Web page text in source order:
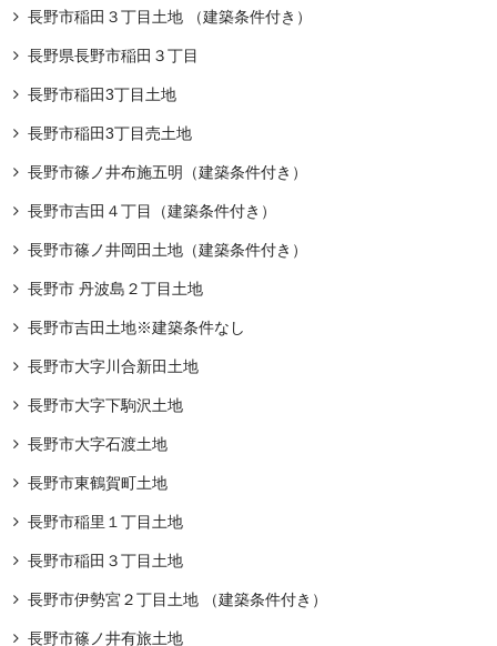
長野市稲田３丁目土地 （建築条件付き）
長野県長野市稲田３丁目
長野市稲田3丁目土地
長野市稲田3丁目売土地
長野市篠ノ井布施五明（建築条件付き）
長野市吉田４丁目（建築条件付き）
長野市篠ノ井岡田土地（建築条件付き）
長野市 丹波島２丁目土地
長野市吉田土地※建築条件なし
長野市大字川合新田土地
長野市大字下駒沢土地
長野市大字石渡土地
長野市東鶴賀町土地
長野市稲里１丁目土地
長野市稲田３丁目土地
長野市伊勢宮２丁目土地 （建築条件付き）
長野市篠ノ井有旅土地